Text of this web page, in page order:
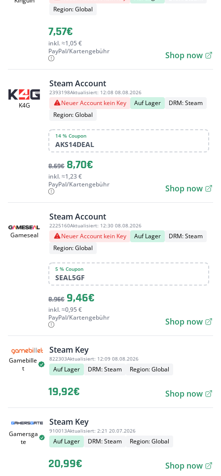
Region: Global
7,57€
inkl. ≈1,05 €
PayPal/Kartengebühr
Shop now
K4G
Steam Account
2393198Aktualisiert: 12:08 08.08.2026
Neuer Account kein Key Auf Lager
DRM: Steam
Region: Global
14 % Coupon
AKS14DEAL
8,69€ 8,70€
inkl. ≈1,23 €
PayPal/Kartengebühr
Shop now
Gameseal
Steam Account
2225160Aktualisiert: 12:30 08.08.2026
Neuer Account kein Key Auf Lager
DRM: Steam
Region: Global
5 % Coupon
SEAL5GF
8,96€ 9,46€
inkl. ≈0,95 €
PayPal/Kartengebühr
Shop now
Gamebille
t
Steam Key
822303Aktualisiert: 12:09 08.08.2026
Auf Lager DRM: Steam Region: Global
19,92€ Shop now
Gamersga
te
Steam Key
910013Aktualisiert: 2:21 20.07.2026
Auf Lager DRM: Steam Region: Global
20,99€ Shop now